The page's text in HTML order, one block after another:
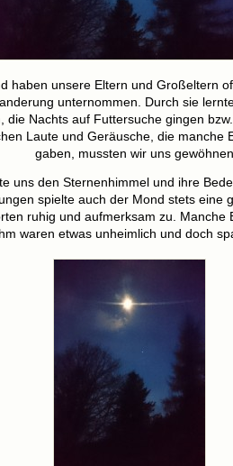
haben unsere Eltern und Großeltern
unternommen. Durch sie
die Nachts auf Futtersuche gingen
Laute und Geräusche, die manche
gaben, mussten wir uns
uns den Sternenhimmel und ihre
spielte auch der Mond stets eine
ruhig und aufmerksam zu. Manche
waren etwas unheimlich und doch